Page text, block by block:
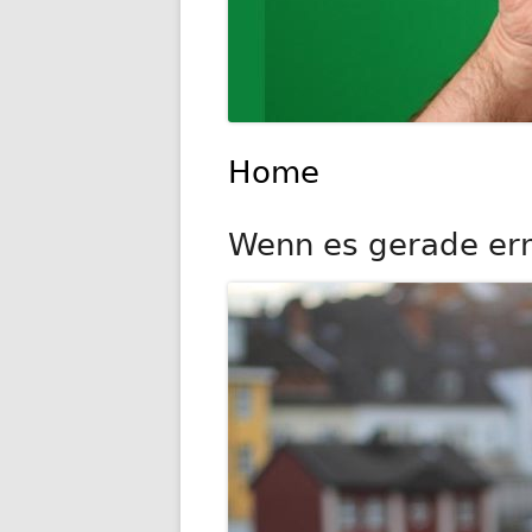
Home
Wenn es gerade